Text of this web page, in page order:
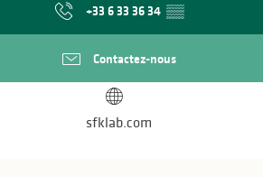
+33 6 33 36 34 ▒▒
Contactez-nous
sfklab.com